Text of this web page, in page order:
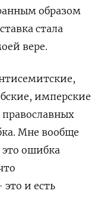
образом
стала
вере.
имперские
Мне вообще
ошибка
и есть